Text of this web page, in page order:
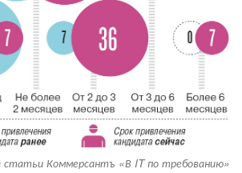
статьи Коммерсантъ «В IT по требованию»